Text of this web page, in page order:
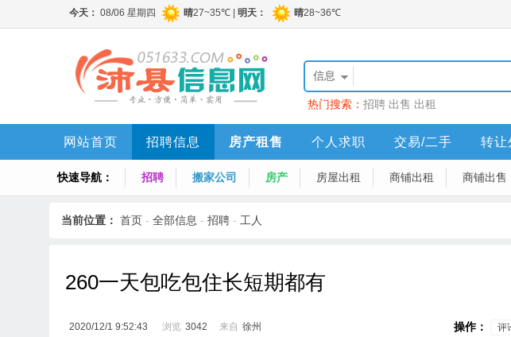
信息
热门搜索： 招聘 出售 出租
网站首页 招聘信息 房产租售 个人求职 交易/二手 转让
快速导航： 招聘 搬家公司 房产 房屋出租 商铺出租 商铺出售
当前位置： 首页 - 全部信息 - 招聘 - 工人
260一天包吃包住长短期都有
2020/12/1 9:52:43 浏览 3042 来自 徐州 操作： 评